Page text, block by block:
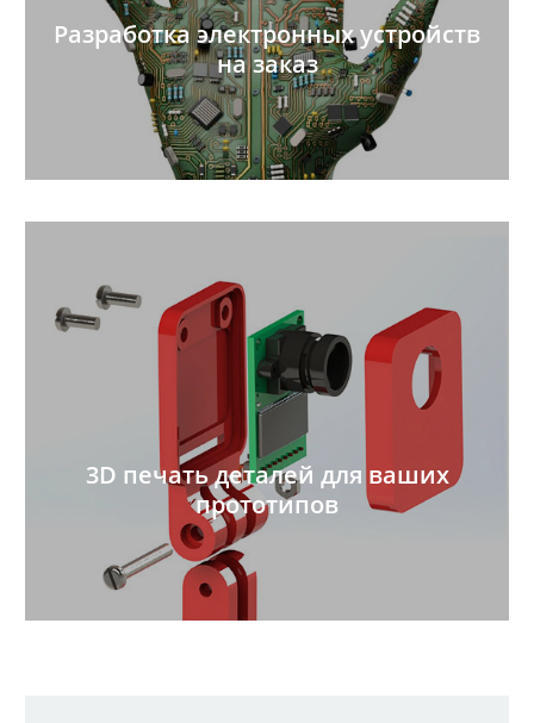
Разработка электронных устройств
на заказ
3D печать деталей для ваших
прототипов